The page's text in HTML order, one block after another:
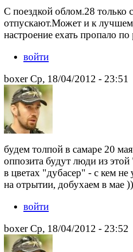
С поездкой облом.28 только
отпускают.Может и к
настроение ехать пропало
войти
boxer Ср, 18/04/2012 - 23:51
будем толпой в самаре 20
оппозита будут люди из
в цветах "дубасер" - с кем не
на отрытии, добухаем в мае
войти
boxer Ср, 18/04/2012 - 23:52